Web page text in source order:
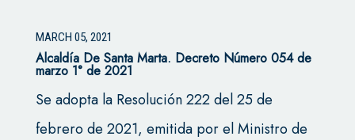
MARCH 05, 2021
Alcaldía De Santa Marta. Decreto Número 054 de
marzo 1° de 2021
Se adopta la Resolución 222 del 25 de
febrero de 2021, emitida por el Ministro de